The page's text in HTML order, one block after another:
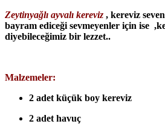
Zeytinyağlı ayvalı kereviz , kereviz
bayram ediceği sevmeyenler için ise
diyebileceğimiz bir lezzet..
Malzemeler:
2 adet küçük boy kereviz
2 adet havuç